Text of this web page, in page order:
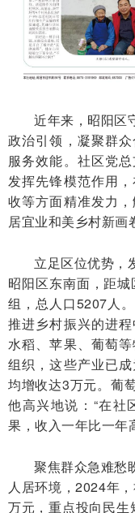
近年来，昭阳区
政治引领，凝聚群
服务效能。社区党
发挥先锋模范作用
收等方面精准发力
居宜业和美乡村新画
立足区位优势，
昭阳区东南面，距
组，总人口5207人
推进乡村振兴的进
水稻、苹果、葡萄
组织，这些产业已
均增收达3万元。葡
他高兴地说：“在社
果，收入一年比一年
聚焦群众急难愁
人居环境，2024年
万元，重点投向民